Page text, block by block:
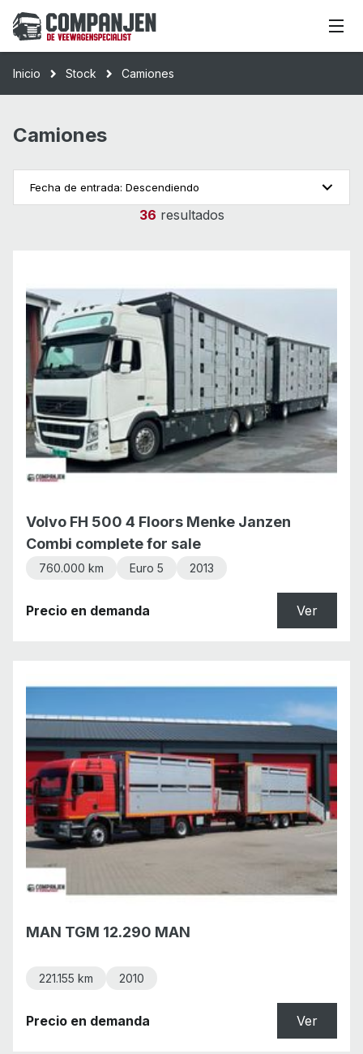
Inicio Stock Camiones
Camiones
Fecha de entrada: Descendiendo
36 resultados
Volvo FH 500 4 Floors Menke Janzen
Combi complete for sale
760.000 km Euro 5 2013
Precio en demanda Ver
MAN TGM 12.290 MAN
221.155 km 2010
Precio en demanda Ver